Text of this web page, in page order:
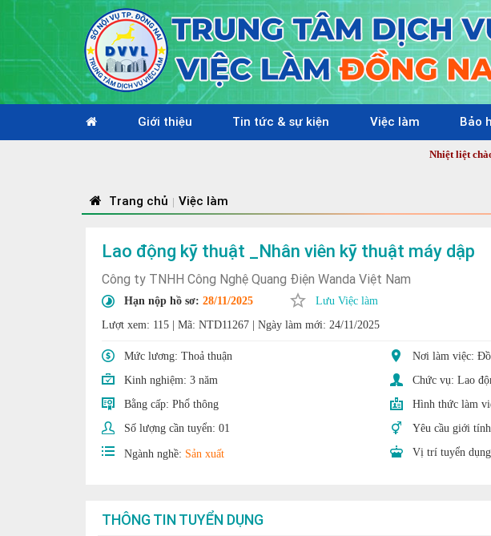
Giới thiệu Tin tức & sự kiện Việc làm Bảo
Nhiệt liệt chào mừng 81
Trang chủ | Việc làm
Lao động kỹ thuật _Nhân viên kỹ thuật máy dập
Công ty TNHH Công Nghệ Quang Điện Wanda Việt Nam
Hạn nộp hồ sơ: 28/11/2025
Lưu Việc làm
Lượt xem: 115
Mã: NTD11267 Ngày làm mới: 24/11/2025
Mức lương: Thoả thuận
Nơi làm việc:
Kinh nghiệm: 3 năm Chức vụ: Lao
Bằng cấp: Phổ thông Hình thức làm
Số lượng cần tuyển: 01 Yêu cầu giới
Ngành nghề: Sản xuất Vị trí tuyển
THÔNG TIN TUYỂN DỤNG